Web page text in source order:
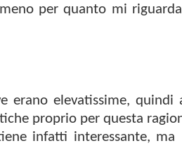
per quanto mi
erano elevatissime,
proprio per questa
infatti interessante, ma